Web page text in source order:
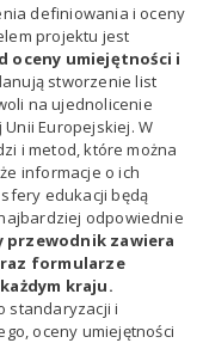
definiowania i oceny
projektu jest
oceny umiejętności i
stworzenie list
na ujednolicenie
Europejskiej. W
i metod, które można
informacje o ich
edukacji będą
odpowiednie
przewodnik zawiera
formularze
kraju.
standaryzacji i
oceny umiejętności